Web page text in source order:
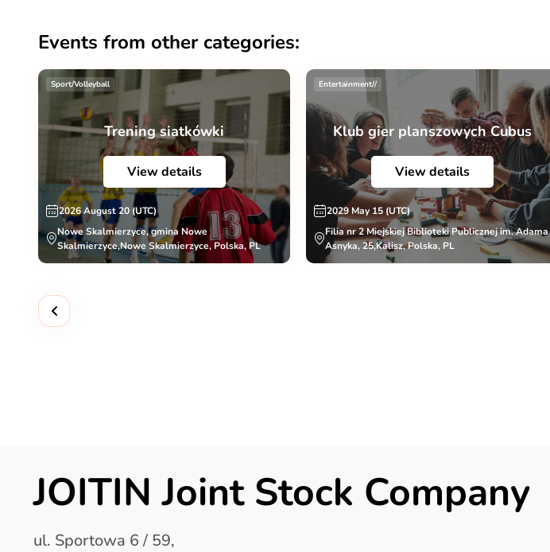
Events from other categories:
Sport/Volleyball
Trening siatkówki
View details
2026 August 20 (UTC)
Nowe Skalmierzyce, gmina Nowe
Skalmierzyce,Nowe Skalmierzyce, Polska, PL
Entertainment//
Klub gier planszowych Cubus
View details
2029 May 15 (UTC)
Filia nr 2 Miejskiej Biblioteki Publicznej im. Adama
Asnyka, 25,Kalisz, Polska, PL
JOITIN Joint Stock Company
ul. Sportowa 6 / 59,